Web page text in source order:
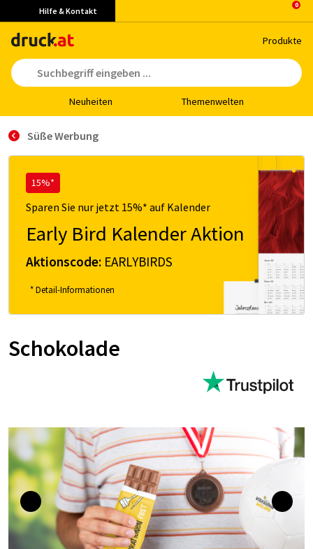
Hilfe & Kontakt
Pro­duk­te
Neu­hei­ten The­men­wel­ten
Süße Werbung
15%*
Sparen Sie nur jetzt 15%* auf Kalender
Early Bird Kalender Aktion
Aktionscode: EARLYBIRDS
* Detail-Informationen
Schokolade